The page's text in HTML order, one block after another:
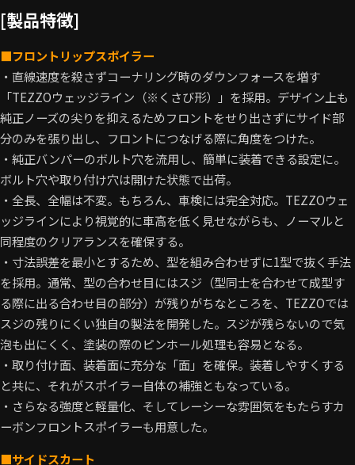
[製品特徴]
■フロントリップスポイラー
・直線速度を殺さずコーナリング時のダウンフォースを増す
「TEZZOウェッジライン（※くさび形）」を採用。デザイン上も
純正ノーズの尖りを抑えるためフロントをせり出さずにサイド部
分のみを張り出し、フロントにつなげる際に角度をつけた。
・純正バンパーのボルト穴を流用し、簡単に装着できる設定に。
ボルト穴や取り付け穴は開けた状態で出荷。
・全長、全幅は不変。もちろん、車検には完全対応。TEZZOウェ
ッジラインにより視覚的に車高を低く見せながらも、ノーマルと
同程度のクリアランスを確保する。
・寸法誤差を最小とするため、型を組み合わせずに1型で抜く手法
を採用。通常、型の合わせ目にはスジ（型同士を合わせて成型す
る際に出る合わせ目の部分）が残りがちなところを、TEZZOでは
スジの残りにくい独自の製法を開発した。スジが残らないので気
泡も出にくく、塗装の際のピンホール処理も容易となる。
・取り付け面、装着面に充分な「面」を確保。装着しやすくする
と共に、それがスポイラー自体の補強ともなっている。
・さらなる強度と軽量化、そしてレーシーな雰囲気をもたらすカ
ーボンフロントスポイラーも用意した。
■サイドスカート